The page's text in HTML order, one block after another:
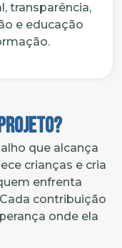
transparência,
e educação
que alcança
crianças e cria
enfrenta
contribuição
onde ela